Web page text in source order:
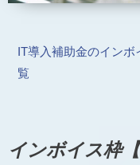
IT導入補助金のイン
覧
インボイス枠